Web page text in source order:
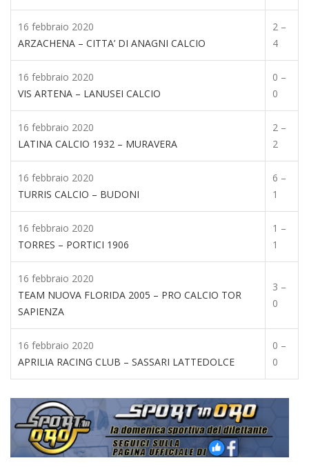
16 febbraio 2020
ARZACHENA – CITTA’ DI ANAGNI CALCIO
2 –
4
16 febbraio 2020
VIS ARTENA – LANUSEI CALCIO
0 –
0
16 febbraio 2020
LATINA CALCIO 1932 – MURAVERA
2 –
2
16 febbraio 2020
TURRIS CALCIO – BUDONI
6 –
1
16 febbraio 2020
TORRES – PORTICI 1906
1 –
1
16 febbraio 2020
TEAM NUOVA FLORIDA 2005 – PRO CALCIO TOR
SAPIENZA
3 –
0
16 febbraio 2020
APRILIA RACING CLUB – SASSARI LATTEDOLCE
0 –
0